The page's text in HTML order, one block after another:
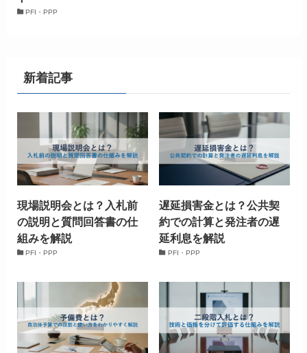
PFI・PPP
新着記事
現場説明会とは？入札前
の説明と質問回答書の仕
組みを解説
PFI・PPP
遅延損害金とは？公共契
約での計算と発注者の遅
延利息を解説
PFI・PPP